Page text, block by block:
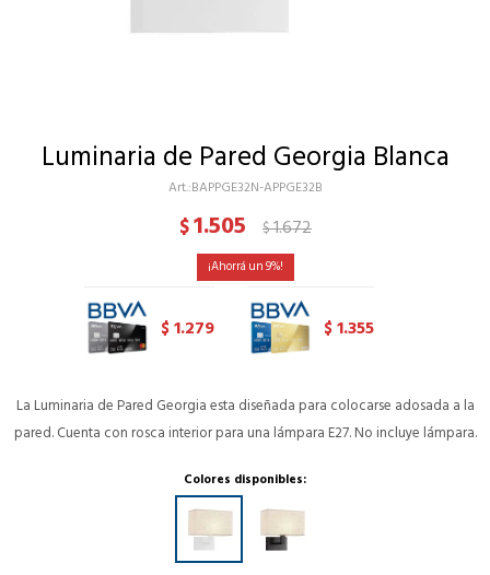
Luminaria de Pared Georgia Blanca
BAPPGE32N-APPGE32B
$1.505 $1.672
9
$1.279 $1.355
La Luminaria de Pared Georgia esta diseñada para colocarse adosada a la
pared. Cuenta con rosca interior para una lámpara E27. No incluye lámpara.
Colores disponibles: